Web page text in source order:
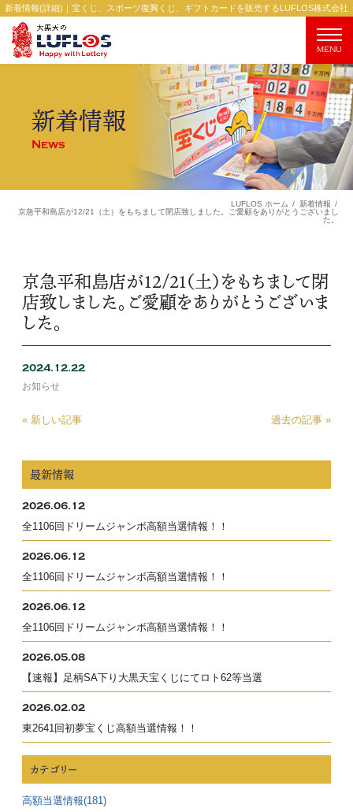
MENU
新着情報(詳細)｜宝くじ、スポーツ復興くじ、ギフトカードを販売するLUFLOS株式会社
新着情報
News
LUFLOS ホーム
新着情報
京急平和島店が12/21（土）をもちまして閉店致しました。ご愛顧をありがとうございまし
た。
京急平和島店が12/21（土）をもちまして閉
店致しました。ご愛顧をありがとうございま
した。
2024.12.22
お知らせ
« 新しい記事 過去の記事 »
最新情報
2026.06.12
全1106回ドリームジャンボ高額当選情報！！
2026.06.12
全1106回ドリームジャンボ高額当選情報！！
2026.06.12
全1106回ドリームジャンボ高額当選情報！！
2026.05.08
【速報】足柄SA下り大黒天宝くじにてロト62等当選
2026.02.02
東2641回初夢宝くじ高額当選情報！！
カテゴリー
高額当選情報(181)